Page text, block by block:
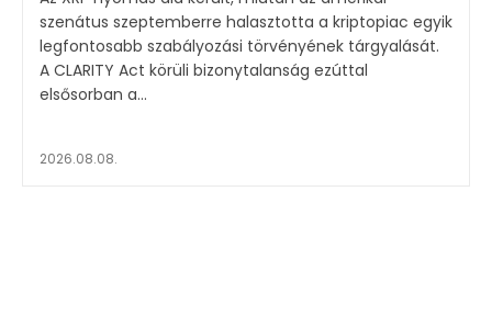
szenátus szeptemberre halasztotta a kriptopiac egyik
legfontosabb szabályozási törvényének tárgyalását.
A CLARITY Act körüli bizonytalanság ezúttal
elsősorban a...
2026.08.08.